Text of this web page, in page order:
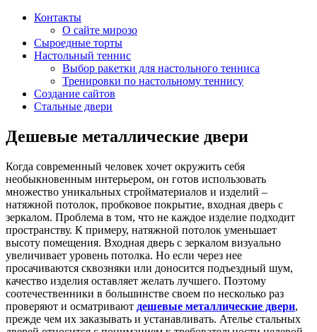
Контакты
О сайте мирозо
Сыроедные торты
Настольный теннис
Выбор ракетки для настольного тенниса
Тренировки по настольному теннису
Создание сайтов
Стальные двери
Дешевые металлические двери
Когда современный человек хочет окружить себя
необыкновенным интерьером, он готов использовать
множество уникальных стройматериалов и изделий –
натяжной потолок, пробковое покрытие, входная дверь с
зеркалом. Проблема в том, что не каждое изделие подходит
пространству. К примеру, натяжной потолок уменьшает
высоту помещения. Входная дверь с зеркалом визуально
увеличивает уровень потолка. Но если через нее
просачиваются сквозняки или доносится подъездный шум,
качество изделия оставляет желать лучшего. Поэтому
соотечественники в большинстве своем по несколько раз
проверяют и осматривают дешевые металлические двери,
прежде чем их заказывать и устанавливать. Ателье стальных